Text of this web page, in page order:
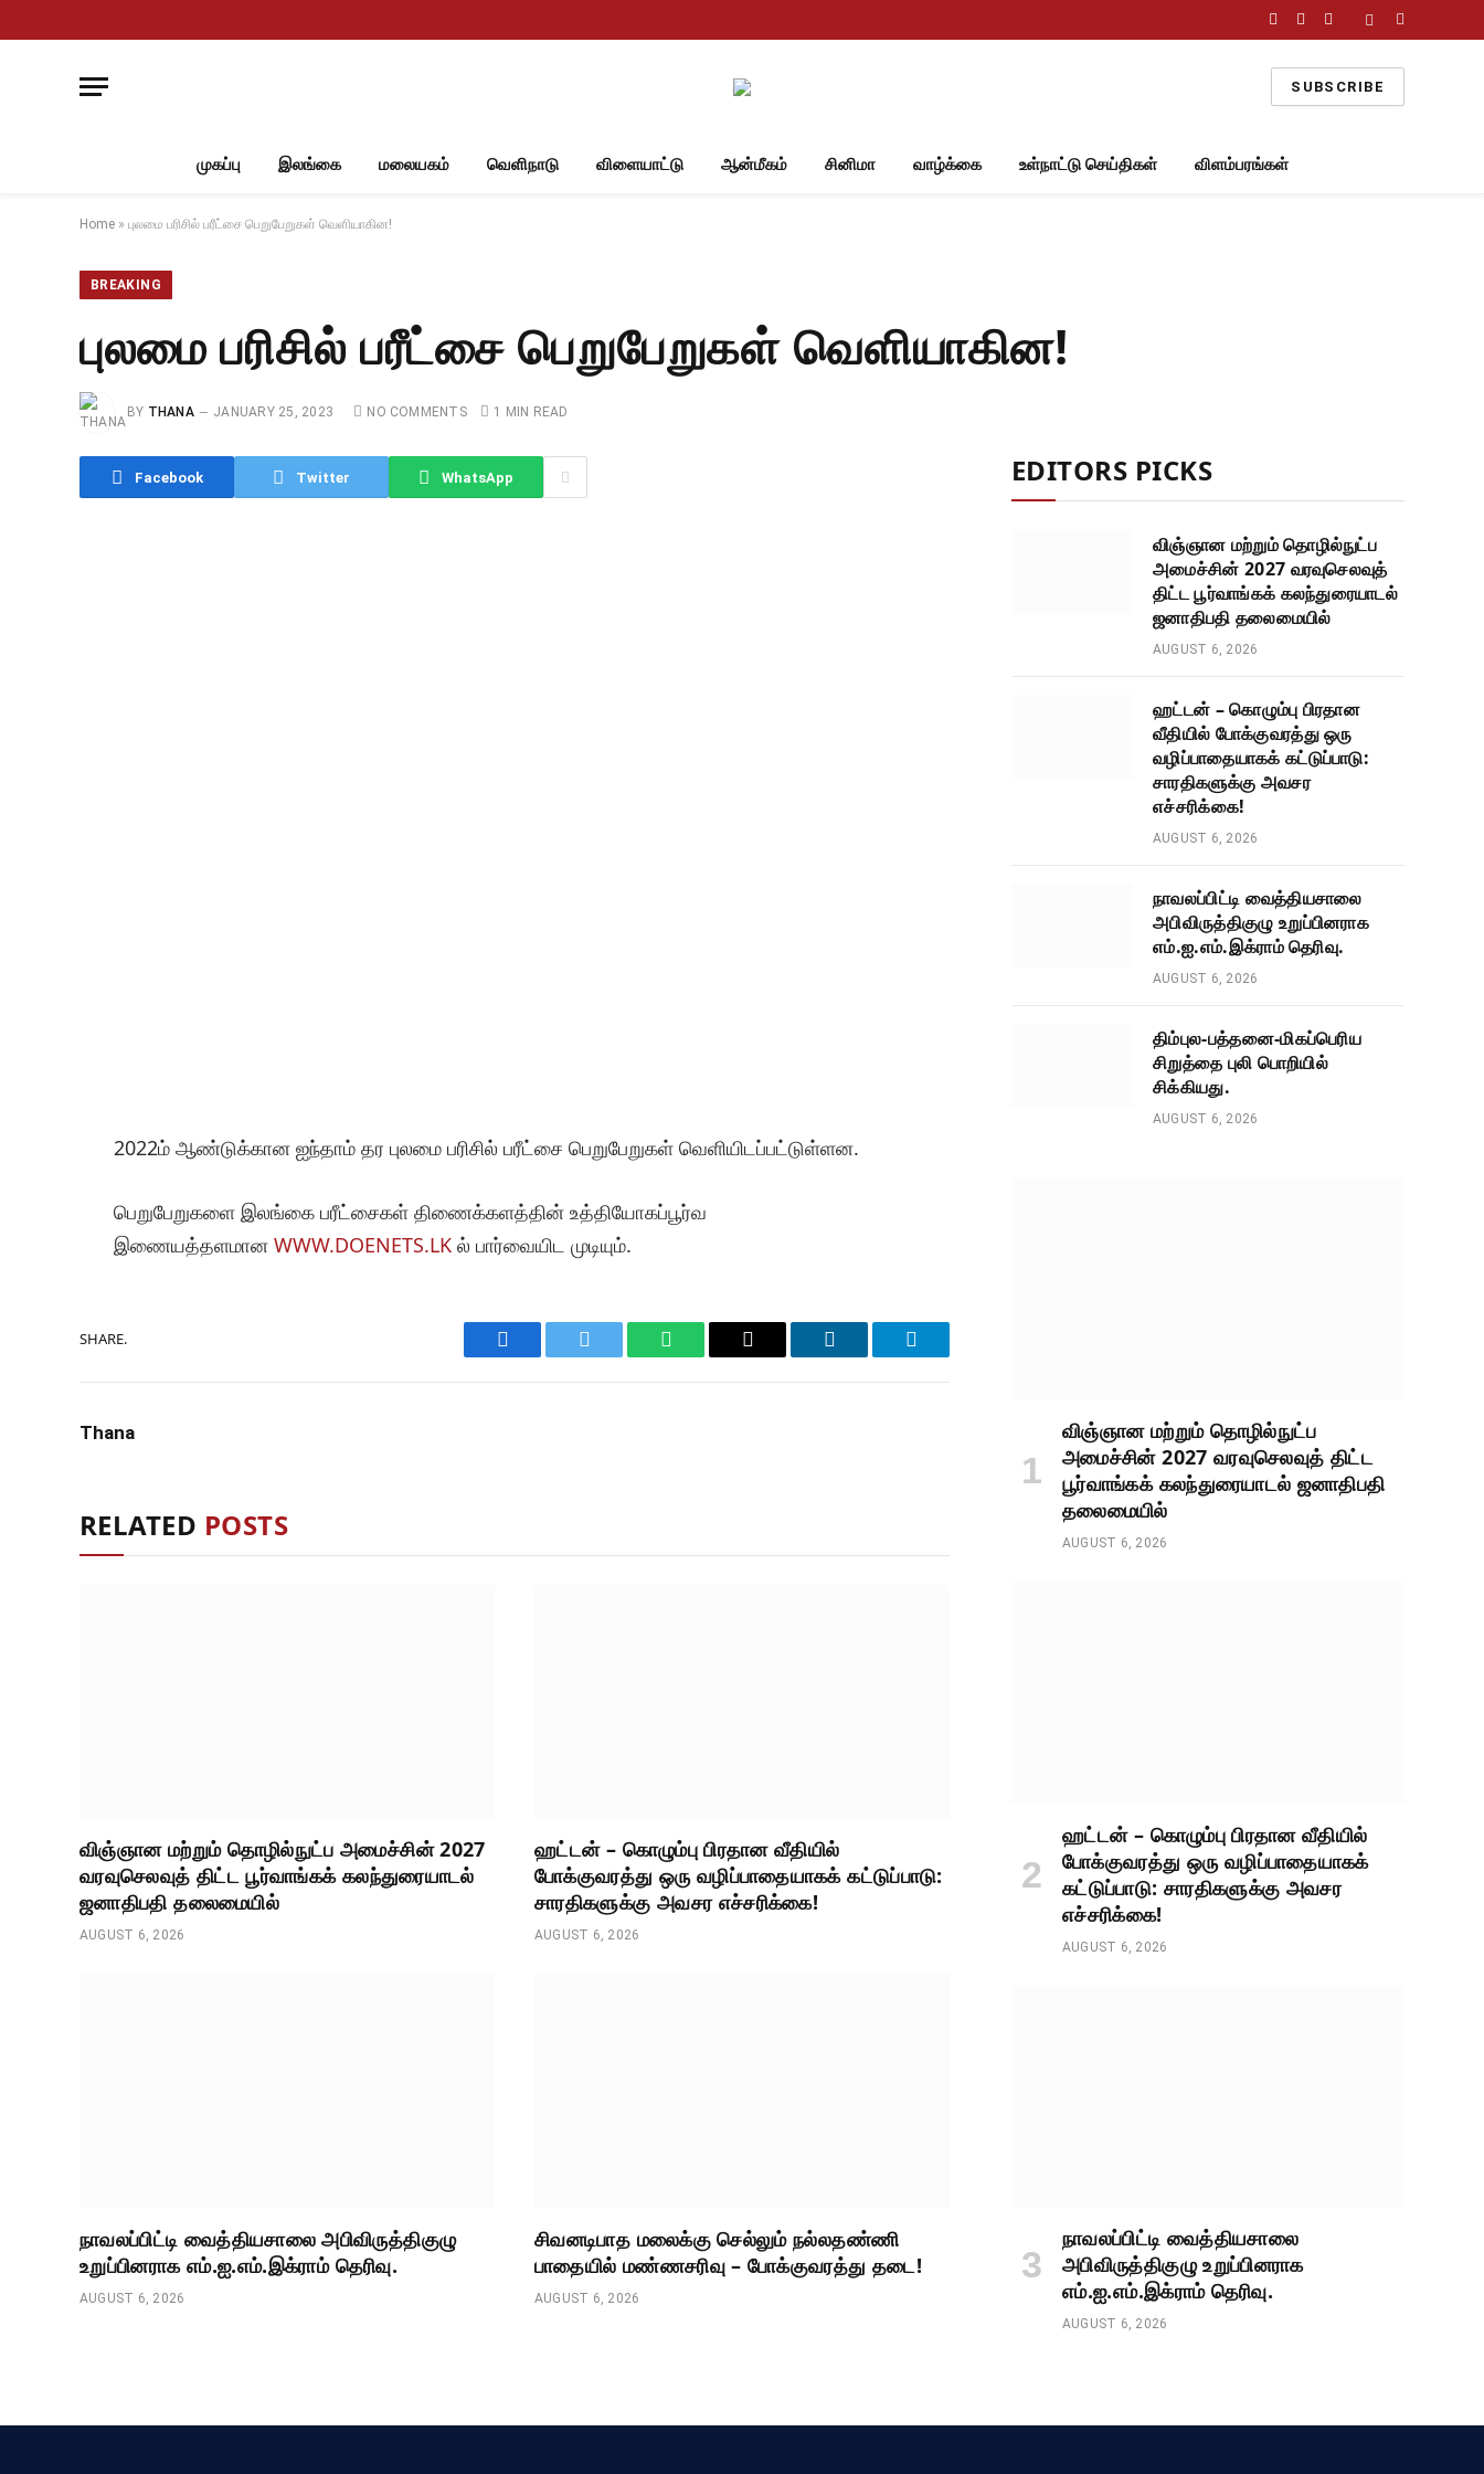
Facebook
X
Instagram
SUBSCRIBE
முகப்பு இலங்கை மலையகம் வெளிநாடு விளையாட்டு ஆன்மீகம் சினிமா வாழ்க்கை உள்நாட்டு செய்திகள் விளம்பரங்கள்
Home » புலமை பரிசில் பரீட்சை பெறுபேறுகள் வெளியாகின!
BREAKING
புலமை பரிசில் பரீட்சை பெறுபேறுகள் வெளியாகின!
BY THANA JANUARY 25, 2023 NO COMMENTS 1 MIN READ
Facebook Twitter WhatsApp
2022ம் ஆண்டுக்கான ஐந்தாம் தர புலமை பரிசில் பரீட்சை பெறுபேறுகள் வெளியிடப்பட்டுள்ளன.
பெறுபேறுகளை இலங்கை பரீட்சைகள் திணைக்களத்தின் உத்தியோகப்பூர்வ
இணையத்தளமான WWW.DOENETS.LK ல் பார்வையிட முடியும்.
SHARE.
Facebook Twitter WhatsAppEmail LinkedIn Telegram
Thana
RELATED POSTS
விஞ்ஞான மற்றும் தொழில்நுட்ப அமைச்சின் 2027
வரவுசெலவுத் திட்ட பூர்வாங்கக் கலந்துரையாடல்
ஜனாதிபதி தலைமையில்
AUGUST 6, 2026
ஹட்டன் – கொழும்பு பிரதான வீதியில்
போக்குவரத்து ஒரு வழிப்பாதையாகக் கட்டுப்பாடு:
சாரதிகளுக்கு அவசர எச்சரிக்கை!
AUGUST 6, 2026
நாவலப்பிட்டி வைத்தியசாலை அபிவிருத்திகுழு
உறுப்பினராக எம்.ஐ.எம்.இக்ராம் தெரிவு.
AUGUST 6, 2026
சிவனடிபாத மலைக்கு செல்லும் நல்லதண்ணி
பாதையில் மண்ணசரிவு – போக்குவரத்து தடை!
AUGUST 6, 2026
EDITORS PICKS
விஞ்ஞான மற்றும் தொழில்நுட்ப
அமைச்சின் 2027 வரவுசெலவுத்
திட்ட பூர்வாங்கக் கலந்துரையாடல்
ஜனாதிபதி தலைமையில்
AUGUST 6, 2026
ஹட்டன் – கொழும்பு பிரதான
வீதியில் போக்குவரத்து ஒரு
வழிப்பாதையாகக் கட்டுப்பாடு:
சாரதிகளுக்கு அவசர
எச்சரிக்கை!
AUGUST 6, 2026
நாவலப்பிட்டி வைத்தியசாலை
அபிவிருத்திகுழு உறுப்பினராக
எம்.ஐ.எம்.இக்ராம் தெரிவு.
AUGUST 6, 2026
திம்புல-பத்தனை-மிகப்பெரிய
சிறுத்தை புலி பொறியில்
சிக்கியது.
AUGUST 6, 2026
விஞ்ஞான மற்றும் தொழில்நுட்ப
அமைச்சின் 2027 வரவுசெலவுத் திட்ட
பூர்வாங்கக் கலந்துரையாடல் ஜனாதிபதி
தலைமையில்
AUGUST 6, 2026
ஹட்டன் – கொழும்பு பிரதான வீதியில்
போக்குவரத்து ஒரு வழிப்பாதையாகக்
கட்டுப்பாடு: சாரதிகளுக்கு அவசர
எச்சரிக்கை!
AUGUST 6, 2026
நாவலப்பிட்டி வைத்தியசாலை
அபிவிருத்திகுழு உறுப்பினராக
எம்.ஐ.எம்.இக்ராம் தெரிவு.
AUGUST 6, 2026